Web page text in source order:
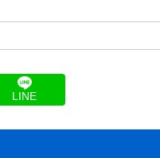
LINE